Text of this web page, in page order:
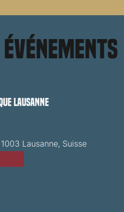
événements
Lausanne
Lausanne, Suisse